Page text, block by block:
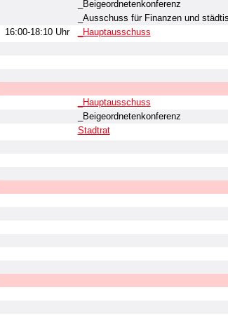
_Beigeordnetenkonferenz
_Ausschuss für Finanzen und
16:00-18:10 Uhr _Hauptausschuss
_Hauptausschuss
_Beigeordnetenkonferenz
Stadtrat